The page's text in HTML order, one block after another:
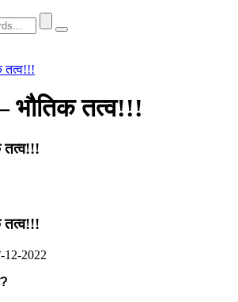
तत्व!!!
भौतिक तत्व!!!
तत्व!!!
तत्व!!!
12-2022